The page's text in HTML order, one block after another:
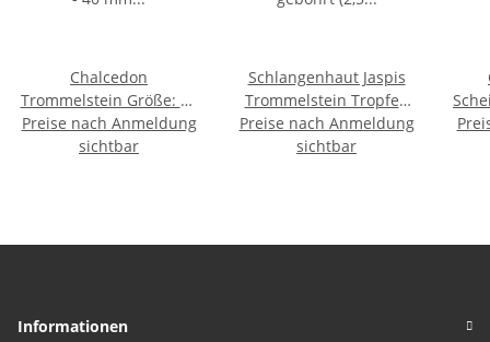
Chalcedon
Trommelstein Größe: 30
- 40 mm
Handschmeichler SUPER
Preise nach Anmeldung
sichtbar
Schlangenhaut Jaspis
Trommelstein Tropfen
gebohrt (2,5 mm) ca. 30
x 20 mm Anhänger
Preise nach Anmeldung
sichtbar
Informationen